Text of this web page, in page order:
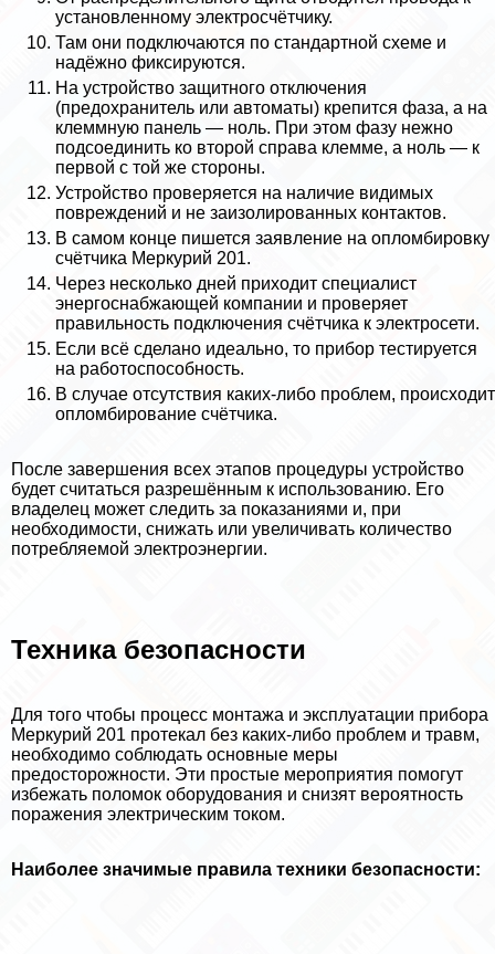
установленному электросчётчику.
Там они подключаются по стандартной схеме и
надёжно фиксируются.
На устройство защитного отключения
(пpeдoxpaнитель или автоматы) крепится фаза, а на
клеммную панель — ноль. При этом фазу нежно
подсоединить ко второй справа клемме, а ноль — к
первой с той же стороны.
Устройство проверяется на наличие видимых
повреждений и не заизолированных контактов.
В самом конце пишется заявление на опломбировку
счётчика Меркурий 201.
Через несколько дней приходит специалист
энергоснабжающей компании и проверяет
правильность подключения счётчика к электросети.
Если всё сделано идеально, то прибор тестируется
на работоспособность.
В случае отсутствия каких-либо проблем, происходит
опломбирование счётчика.
После завершения всех этапов процедуры устройство
будет считаться разрешённым к использованию. Его
владелец может следить за показаниями и, при
необходимости, снижать или увеличивать количество
потрeбляемой электроэнергии.
Техника безопасности
Для того чтобы процесс монтажа и эксплуатации прибора
Меркурий 201 протекал без каких-либо проблем и травм,
необходимо соблюдать основные меры
предосторожности. Эти простые мероприятия помогут
избежать поломок оборудования и снизят вероятность
поражения электрическим током.
Наиболее значимые правила техники безопасности: